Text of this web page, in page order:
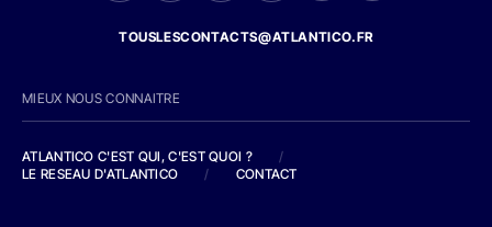
TOUSLESCONTACTS@ATLANTICO.FR
MIEUX NOUS CONNAITRE
ATLANTICO C'EST QUI, C'EST QUOI ?
/
LE RESEAU D'ATLANTICO
/ CONTACT